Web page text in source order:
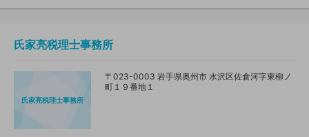
氏家亮税理士事務所
氏家亮税理士事務所
〒023-0003 岩手県奥州市 水沢区佐倉河字東柳ノ
町１９番地１